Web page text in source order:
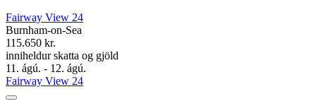
Fairway View 24
Burnham-on-Sea
115.650 kr.
inniheldur skatta og gjöld
11. ágú. - 12. ágú.
Fairway View 24